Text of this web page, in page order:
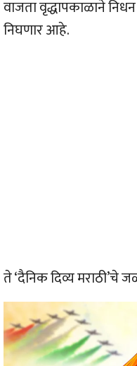
वाजता वृद्धापकाळाने
निघणार आहे.
ते ‘दैनिक दिव्य मराठी’चे